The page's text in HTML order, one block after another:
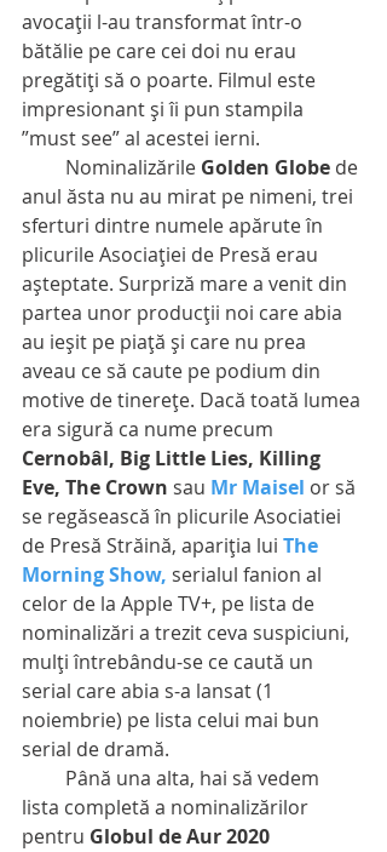
avocaţii l-au transformat într-o
bătălie pe care cei doi nu erau
pregătiţi să o poarte. Filmul este
impresionant şi îi pun stampila
”must see” al acestei ierni.
         Nominalizările
Golden Globe de
anul ăsta nu au mirat pe nimeni, trei
sferturi dintre numele apărute în
plicurile Asociaţiei de Presă erau
aşteptate. Surpriză mare a venit din
partea unor producţii noi care abia
au ieşit pe piaţă şi care nu prea
aveau ce să caute pe podium din
motive de tinereţe. Dacă toată lumea
era sigură ca nume precum
Cernobâl, Big Little Lies, Killing
Eve, The Crown sau Mr Maisel or să
se regăsească în plicurile Asociatiei
de Presă Străină, apariţia lui The
Morning Show, serialul fanion al
celor de la Apple TV+, pe lista de
nominalizări a trezit ceva suspiciuni,
mulţi întrebându-se ce caută un
serial care abia s-a lansat (1
noiembrie) pe lista celui mai bun
serial de dramă.
lista completă a nominalizărilor
pentru Globul de Aur 2020